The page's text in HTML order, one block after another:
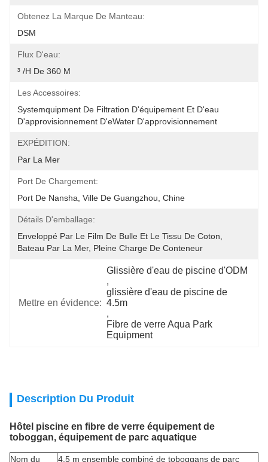
Obtenez La Marque De Manteau:
DSM
Flux D'eau:
³ /h De 360 M
Les Accessoires:
Systemquipment De Filtration D'équipement Et D'eau
D'approvisionnement D'eWater D'approvisionnement
EXPÉDITION:
Par La Mer
Port De Chargement:
Port De Nansha, Ville De Guangzhou, Chine
Détails D'emballage:
Enveloppé Par Le Film De Bulle Et Le Tissu De Coton,
Bateau Par La Mer, Pleine Charge De Conteneur
Mettre en évidence:
Glissière d'eau de piscine d'ODM
,
glissière d'eau de piscine de
4.5m
,
Fibre de verre Aqua Park
Equipment
Description Du Produit
Hôtel piscine en fibre de verre équipement de
toboggan, équipement de parc aquatique
Nom du 4.5 m ensemble combiné de toboggans de parc